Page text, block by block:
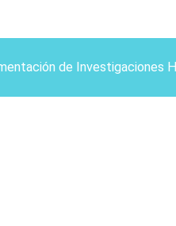
de Investigaciones